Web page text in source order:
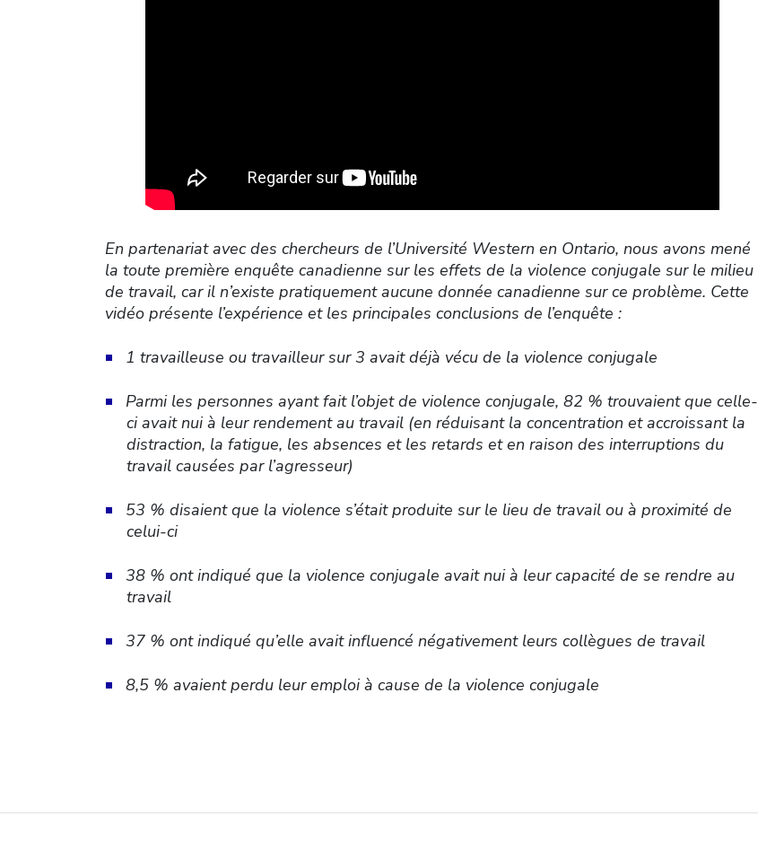
En partenariat avec des chercheurs de l’Université Western en Ontario, nous avons mené
la toute première enquête canadienne sur les effets de la violence conjugale sur le milieu
de travail, car il n’existe pratiquement aucune donnée canadienne sur ce problème. Cette
vidéo présente l’expérience et les principales conclusions de l’enquête :
1 travailleuse ou travailleur sur 3 avait déjà vécu de la violence conjugale
Parmi les personnes ayant fait l’objet de violence conjugale, 82 % trouvaient que celle-
ci avait nui à leur rendement au travail (en réduisant la concentration et accroissant la
distraction, la fatigue, les absences et les retards et en raison des interruptions du
travail causées par l’agresseur)
53 % disaient que la violence s’était produite sur le lieu de travail ou à proximité de
celui-ci
38 % ont indiqué que la violence conjugale avait nui à leur capacité de se rendre au
travail
37 % ont indiqué qu’elle avait influencé négativement leurs collègues de travail
8,5 % avaient perdu leur emploi à cause de la violence conjugale